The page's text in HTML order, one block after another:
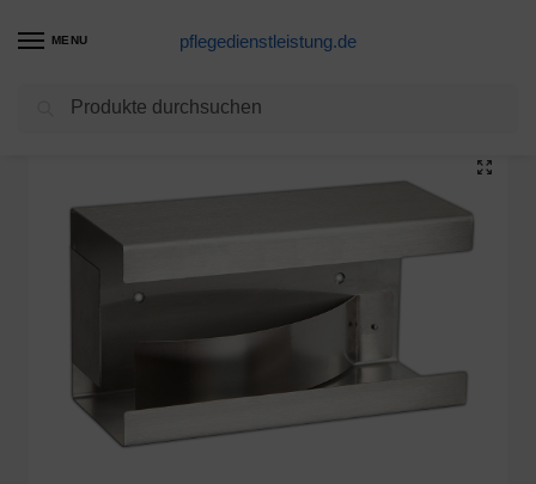
MENU pflegedienstleistung.de
Einmalhandschuhe Produkte